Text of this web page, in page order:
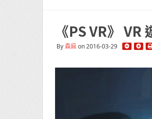
《PS VR》
By森麻on 2016-03-29